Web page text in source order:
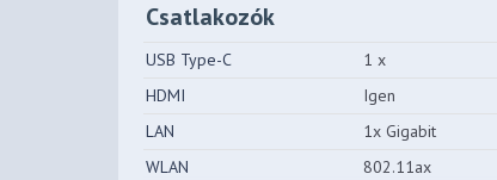
Csatlakozók
USB Type-C
1 x
HDMI
Igen
LAN
1x Gigabit
WLAN
802.11ax